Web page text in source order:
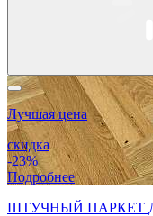
Лучшая цена
скидка
-23%
Подробнее
ШТУЧНЫЙ ПАРКЕТ